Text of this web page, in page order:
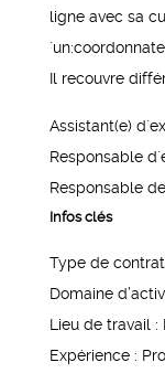
ligne avec sa
Il recouvre
Assistant(e)
Responsable
Responsable
Infos clés
Type de
Domaine
Lieu de travail :
Expérience :